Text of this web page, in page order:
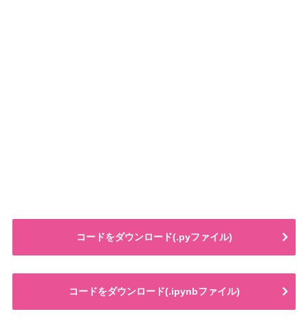
コードをダウンロード(.pyファイル)
コードをダウンロード(.ipynbファイル)